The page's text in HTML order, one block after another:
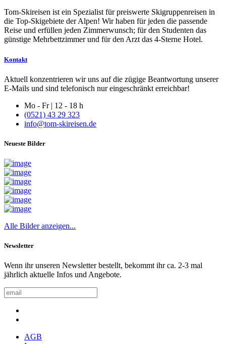
Tom-Skireisen ist ein Spezialist für preiswerte Skigruppenreisen in
die Top-Skigebiete der Alpen! Wir haben für jeden die passende
Reise und erfüllen jeden Zimmerwunsch; für den Studenten das
günstige Mehrbettzimmer und für den Arzt das 4-Sterne Hotel.
Kontakt
Aktuell konzentrieren wir uns auf die zügige Beantwortung unserer
E-Mails und sind telefonisch nur eingeschränkt erreichbar!
Mo - Fr | 12 - 18 h
(0521) 43 29 323
info@tom-skireisen.de
Neueste Bilder
Alle Bilder anzeigen...
Newsletter
Wenn ihr unseren Newsletter bestellt, bekommt ihr ca. 2-3 mal
jährlich aktuelle Infos und Angebote.
AGB